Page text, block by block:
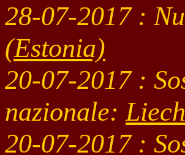
28-07-2017 :
(Estonia)
20-07-2017 :
nazionale:
20-07-2017 :